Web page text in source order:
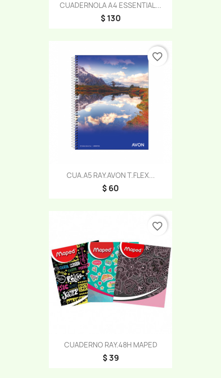
CUADERNOLA A4 ESSENTIAL...
$ 130
CUA.A5 RAY.AVON T.FLEX...
$ 60
favorite_border
CUADERNO RAY.48H MAPED
$ 39
favorite_border